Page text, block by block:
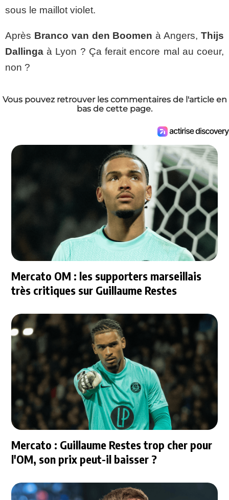
sous le maillot violet.
Après Branco van den Boomen à Angers,Thijs
Dallinga à Lyon ? Ça ferait encore mal au coeur,
non ?
Vous pouvez retrouver les commentaires de l'article en
bas de cette page.
Mercato OM : les supporters marseillais
très critiques sur Guillaume Restes
Mercato : Guillaume Restes trop cher pour
l'OM, son prix peut-il baisser ?